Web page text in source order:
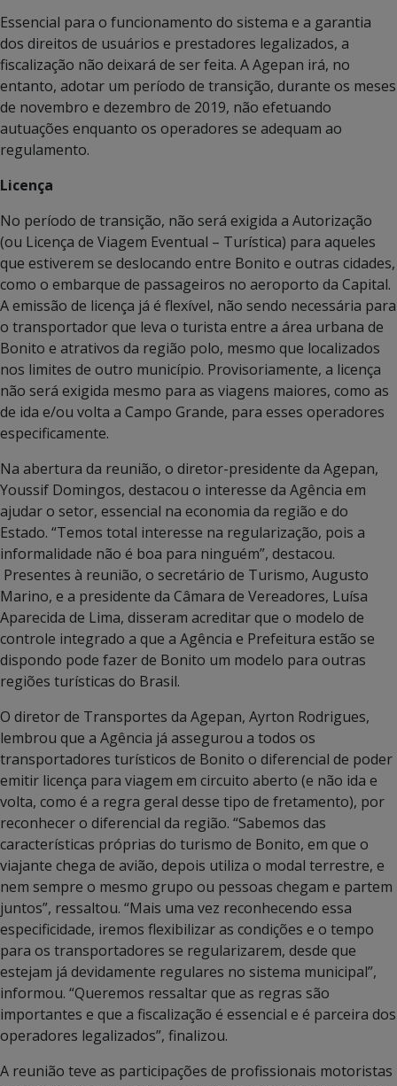
Essencial para o funcionamento do sistema e a garantia
dos direitos de usuários e prestadores legalizados, a
fiscalização não deixará de ser feita. A Agepan irá, no
entanto, adotar um período de transição, durante os meses
de novembro e dezembro de 2019, não efetuando
autuações enquanto os operadores se adequam ao
regulamento.
Licença
No período de transição, não será exigida a Autorização
(ou Licença de Viagem Eventual – Turística) para aqueles
que estiverem se deslocando entre Bonito e outras cidades,
como o embarque de passageiros no aeroporto da Capital.
A emissão de licença já é flexível, não sendo necessária para
o transportador que leva o turista entre a área urbana de
Bonito e atrativos da região polo, mesmo que localizados
nos limites de outro município. Provisoriamente, a licença
não será exigida mesmo para as viagens maiores, como as
de ida e/ou volta a Campo Grande, para esses operadores
especificamente.
Na abertura da reunião, o diretor-presidente da Agepan,
Youssif Domingos, destacou o interesse da Agência em
ajudar o setor, essencial na economia da região e do
Estado. “Temos total interesse na regularização, pois a
informalidade não é boa para ninguém”, destacou.
Presentes à reunião, o secretário de Turismo, Augusto
Marino, e a presidente da Câmara de Vereadores, Luísa
Aparecida de Lima, disseram acreditar que o modelo de
controle integrado a que a Agência e Prefeitura estão se
dispondo pode fazer de Bonito um modelo para outras
regiões turísticas do Brasil.
O diretor de Transportes da Agepan, Ayrton Rodrigues,
lembrou que a Agência já assegurou a todos os
transportadores turísticos de Bonito o diferencial de poder
emitir licença para viagem em circuito aberto (e não ida e
volta, como é a regra geral desse tipo de fretamento), por
reconhecer o diferencial da região. “Sabemos das
características próprias do turismo de Bonito, em que o
viajante chega de avião, depois utiliza o modal terrestre, e
nem sempre o mesmo grupo ou pessoas chegam e partem
juntos”, ressaltou. “Mais uma vez reconhecendo essa
especificidade, iremos flexibilizar as condições e o tempo
para os transportadores se regularizarem, desde que
estejam já devidamente regulares no sistema municipal”,
informou. “Queremos ressaltar que as regras são
importantes e que a fiscalização é essencial e é parceira dos
operadores legalizados”, finalizou.
A reunião teve as participações de profissionais motoristas